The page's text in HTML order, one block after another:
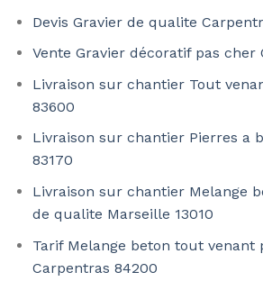
Devis Gravier de qualite
Vente Gravier décoratif pas cher
Livraison sur chantier Tout
83600
Livraison sur chantier Pierres a
83170
Livraison sur chantier Melange
de qualite Marseille 13010
Tarif Melange beton tout venant
Carpentras 84200